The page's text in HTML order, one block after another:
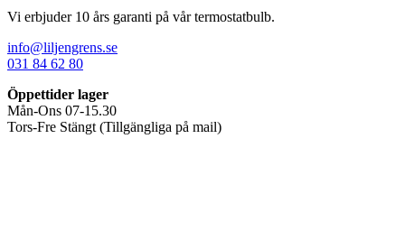
kan
produkten
kan
Vi erbjuder 10 års garanti på vår termostatbulb.
info@liljengrens.se
031 84 62 80
Öppettider lager
Mån-Ons 07-15.30
Tors-Fre Stängt (Tillgängliga på mail)